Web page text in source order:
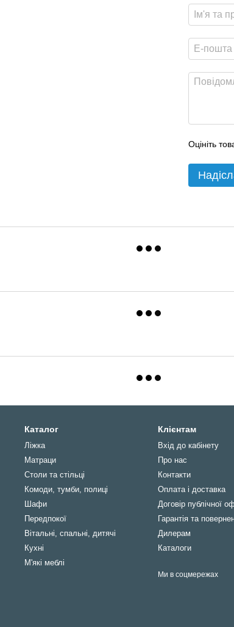
Оцініть
Каталог
Ліжка
Матраци
Столи та стільці
Комоди, тумби, полиці
Шафи
Передпокої
Вітальні, спальні, дитячі
Кухні
М'які меблі
Клієнтам
Вхід до кабінету
Про нас
Контакти
Оплата і доставка
Договір публічної
Гарантія та
Дилерам
Каталоги
Ми в соцмережах